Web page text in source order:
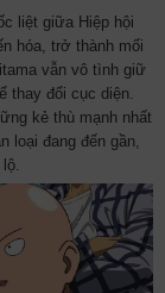
liệt giữa Hiệp hội
hóa, trở thành mối
vẫn vô tình giữ
thay đổi cục diện.
kẻ thù mạnh nhất
loại đang đến gần,